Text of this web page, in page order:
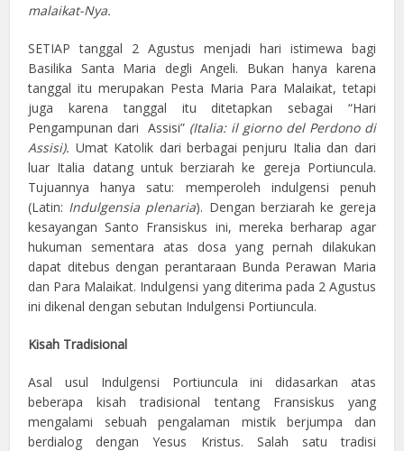
malaikat-Nya.
SETIAP tanggal 2 Agustus menjadi hari istimewa bagi
Basilika Santa Maria degli Angeli. Bukan hanya karena
tanggal itu merupakan Pesta Maria Para Malaikat, tetapi
juga karena tanggal itu ditetapkan sebagai “Hari
Pengampunan dari Assisi” (Italia: il giorno del Perdono di
Assisi). Umat Katolik dari berbagai penjuru Italia dan dari
luar Italia datang untuk berziarah ke gereja Portiuncula.
Tujuannya hanya satu: memperoleh indulgensi penuh
(Latin: Indulgensia plenaria). Dengan berziarah ke gereja
kesayangan Santo Fransiskus ini, mereka berharap agar
hukuman sementara atas dosa yang pernah dilakukan
dapat ditebus dengan perantaraan Bunda Perawan Maria
dan Para Malaikat. Indulgensi yang diterima pada 2 Agustus
ini dikenal dengan sebutan Indulgensi Portiuncula.
Kisah Tradisional
Asal usul Indulgensi Portiuncula ini didasarkan atas
beberapa kisah tradisional tentang Fransiskus yang
mengalami sebuah pengalaman mistik berjumpa dan
berdialog dengan Yesus Kristus. Salah satu tradisi